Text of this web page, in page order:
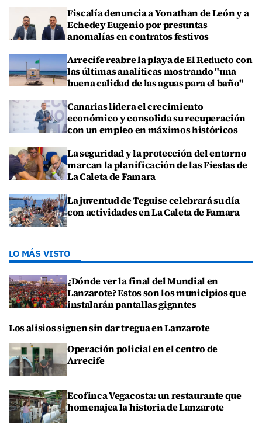
Fiscalía denuncia a Yonathan de León y a
Echedey Eugenio por presuntas
anomalías en contratos festivos
Arrecife reabre la playa de El Reducto con
las últimas analíticas mostrando "una
buena calidad de las aguas para el baño"
Canarias lidera el crecimiento
económico y consolida su recuperación
con un empleo en máximos históricos
La seguridad y la protección del entorno
marcan la planificación de las Fiestas de
La Caleta de Famara
La juventud de Teguise celebrará su día
con actividades en La Caleta de Famara
LO MÁS VISTO
¿Dónde ver la final del Mundial en
Lanzarote? Estos son los municipios que
instalarán pantallas gigantes
Los alisios siguen sin dar tregua en Lanzarote
Operación policial en el centro de
Arrecife
Ecofinca Vegacosta: un restaurante que
homenajea la historia de Lanzarote